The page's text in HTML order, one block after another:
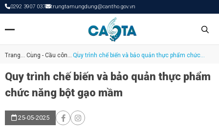
0292 3907 037 trungtamungdung@cantho.gov.vn
Trang
Cung - Cầu công Quy trình chế biến và bảo quản thực phẩm chức
Quy trình chế biến và bảo quản thực phẩm
chức năng bột gạo mầm
25-05-2025